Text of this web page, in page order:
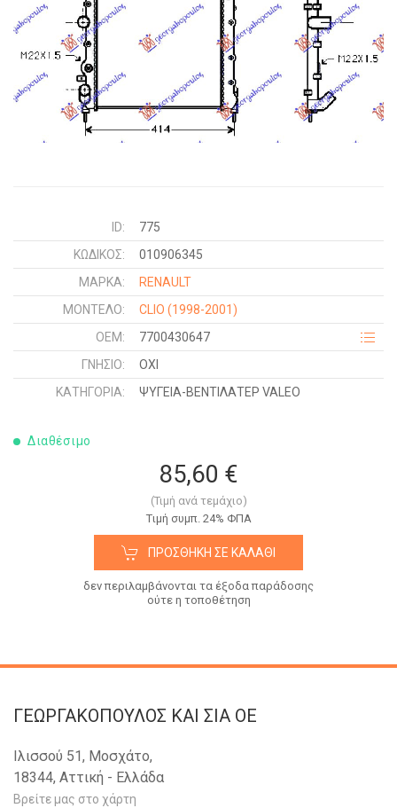
ID:
775
ΚΩΔΙΚΌΣ:
010906345
ΜΑΡΚΑ:
RENAULT
ΜΟΝΤΕΛΟ:
CLIO (1998-2001)
OEM:
7700430647
ΓΝΉΣΙΟ:
ΟΧΙ
ΚΑΤΗΓΟΡΊΑ:
ΨΥΓΕΙΑ-ΒΕΝΤΙΛΑΤΕΡ VALEO
Διαθέσιμο
85,60 €
(Τιμή ανά τεμάχιο)
Tιμή συμπ. 24% ΦΠΑ
ΠΡΟΣΘΉΚΗ ΣΕ ΚΑΛΆΘΙ
δεν περιλαμβάνονται τα έξοδα παράδοσης
ούτε η τοποθέτηση
ΓΕΩΡΓΑΚΟΠΟΥΛΟΣ KAI ΣΙΑ OE
Ιλισσού 51, Μοσχάτο,
18344, Αττική - Ελλάδα
Βρείτε μας στο χάρτη